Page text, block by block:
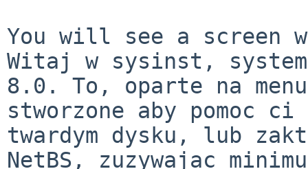
You will see a screen
Witaj w sysinst,
8.0. To, oparte na
stworzone aby pomoc ci
twardym dysku, lub
NetBS, zuzywajac